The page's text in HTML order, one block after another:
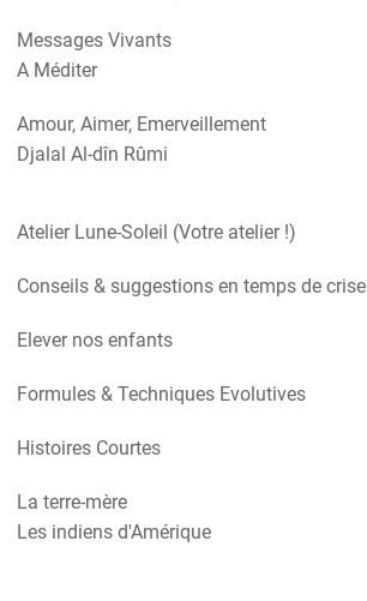
Messages Vivants
A Méditer
Amour, Aimer, Emerveillement
Djalal Al-dîn Rûmi
Atelier Lune-Soleil (Votre atelier !)
Conseils & suggestions en temps de crise
Elever nos enfants
Formules & Techniques Evolutives
Histoires Courtes
La terre-mère
Les indiens d'Amérique